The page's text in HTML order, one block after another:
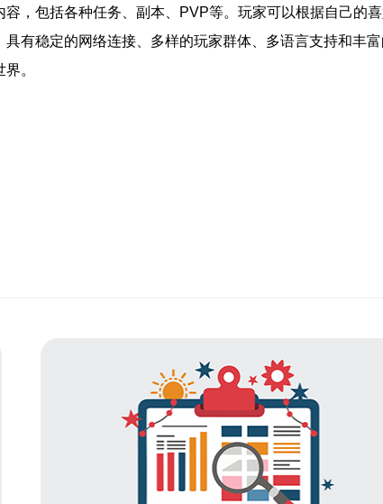
，包括各种任务、副本、PVP等。玩家可以根据自己的
有稳定的网络连接、多样的玩家群体、多语言支持和丰
。